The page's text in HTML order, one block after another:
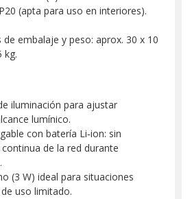
(apta para uso en interiores).
de embalaje y peso: aprox. 30 x 10
kg.
iluminación para ajustar
lumínico.
con batería Li‑ion: sin
de la red durante
(3 W) ideal para situaciones
uso limitado.